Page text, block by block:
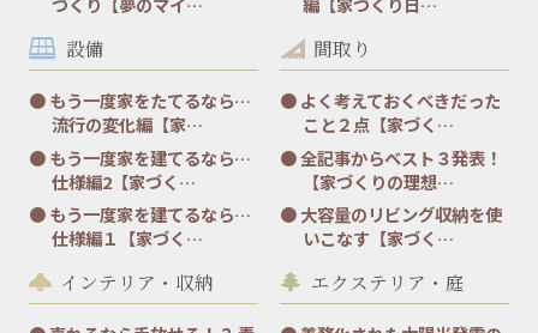
設備
もう一度家をたてるなら…
流行の変化編【家…
もう一度家を建てるなら…
仕様編2【家づく…
もう一度家を建てるなら…
仕様編１【家づく…
間取り
よく考えておくべきだった
こと２点【家づく…
全記事からベスト３発表！
【家づくりの理想…
大容量のリビング収納を使
いこなす【家づく…
インテリア・収納 エクステリア・庭